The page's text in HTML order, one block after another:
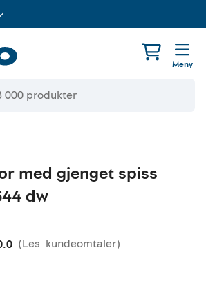
Meny
med gjenget spiss
dw
(Les kundeomtaler)